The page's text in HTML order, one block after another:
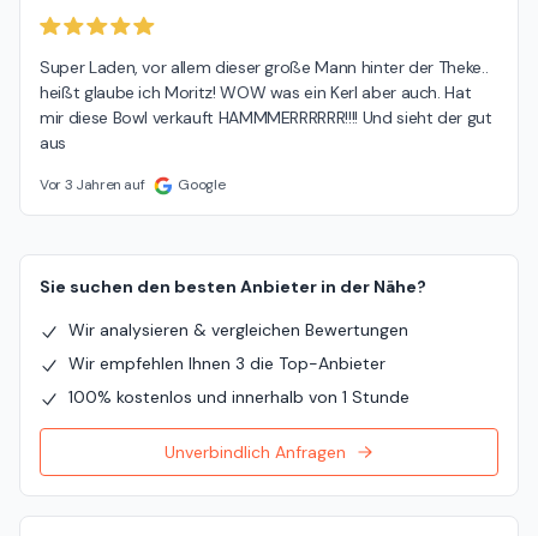
Super Laden, vor allem dieser große Mann hinter der Theke..
heißt glaube ich Moritz! WOW was ein Kerl aber auch. Hat
mir diese Bowl verkauft HAMMMERRRRRR!!!! Und sieht der gut
aus
Vor 3 Jahren auf Google
Sie suchen den besten Anbieter in der Nähe?
Wir analysieren & vergleichen Bewertungen
Wir empfehlen Ihnen 3 die Top-Anbieter
100% kostenlos und innerhalb von 1 Stunde
Unverbindlich Anfragen